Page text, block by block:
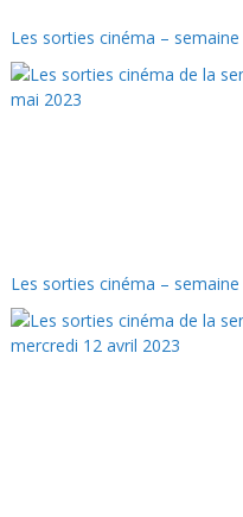
Les sorties cinéma –
Les sorties cinéma –